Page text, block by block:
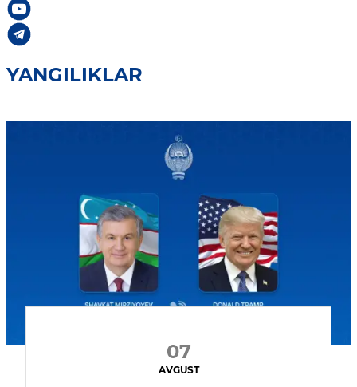
YANGILIKLAR
07
AVGUST